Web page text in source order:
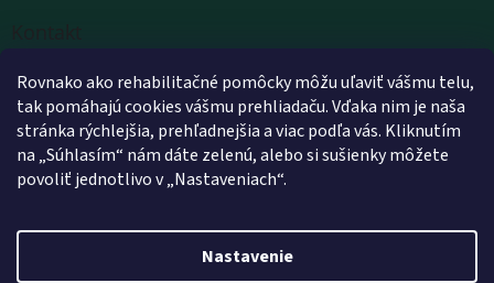
Rovnako ako rehabilitačné pomôcky môžu uľaviť vášmu telu,
tak pomáhajú cookies vášmu prehliadaču. Vďaka nim je naša
stránka rýchlejšia, prehľadnejšia a viac podľa vás. Kliknutím
na „Súhlasím“ nám dáte zelenú, alebo si sušienky môžete
povoliť jednotlivo v „Nastaveniach“.
Nastavenie
INFO@WELLEA.SK
+420 800 200 900
+420 602 112 602
FACEBOOK